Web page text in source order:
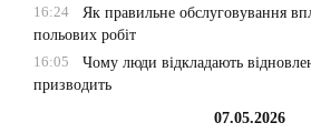
16:24
Як правильне обслуговування
польових робіт
16:05
Чому люди відкладають
призводить
07.05.2026